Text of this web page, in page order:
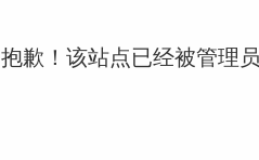
抱歉！该站点已经被管理